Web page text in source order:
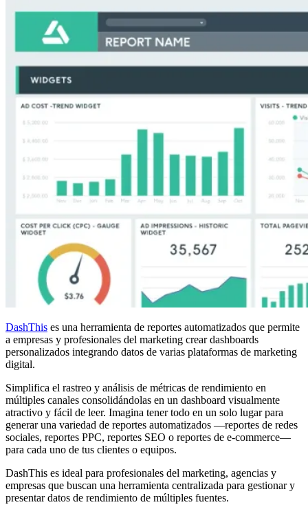
DashThis es una herramienta de reportes automatizados que permite
a empresas y profesionales del marketing crear dashboards
personalizados integrando datos de varias plataformas de marketing
digital.
Simplifica el rastreo y análisis de métricas de rendimiento en
múltiples canales consolidándolas en un dashboard visualmente
atractivo y fácil de leer. Imagina tener todo en un solo lugar para
generar una variedad de reportes automatizados —reportes de redes
sociales, reportes PPC, reportes SEO o reportes de e-commerce—
para cada uno de tus clientes o equipos.
DashThis es ideal para profesionales del marketing, agencias y
empresas que buscan una herramienta centralizada para gestionar y
presentar datos de rendimiento de múltiples fuentes.